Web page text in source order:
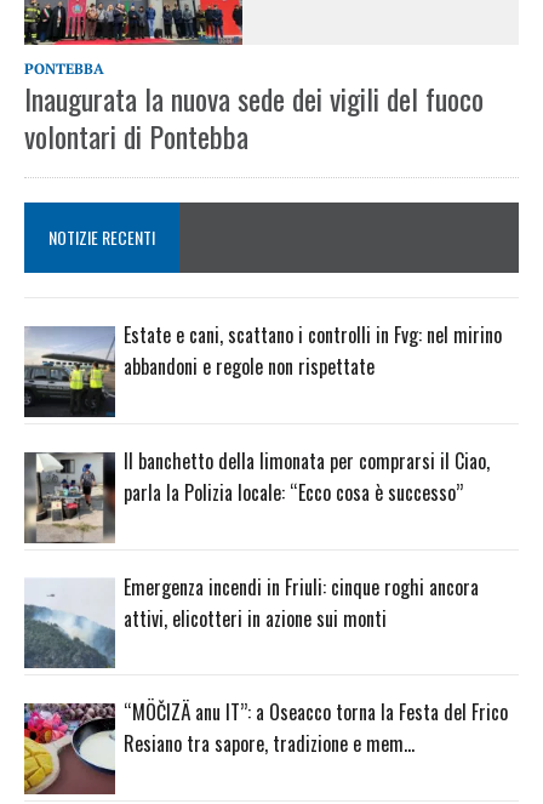
PONTEBBA
Inaugurata la nuova sede dei vigili del fuoco
volontari di Pontebba
NOTIZIE RECENTI
Estate e cani, scattano i controlli in Fvg: nel mirino
abbandoni e regole non rispettate
Il banchetto della limonata per comprarsi il Ciao,
parla la Polizia locale: “Ecco cosa è successo”
Emergenza incendi in Friuli: cinque roghi ancora
attivi, elicotteri in azione sui monti
“MÖČIZÄ anu IT”: a Oseacco torna la Festa del Frico
Resiano tra sapore, tradizione e mem…